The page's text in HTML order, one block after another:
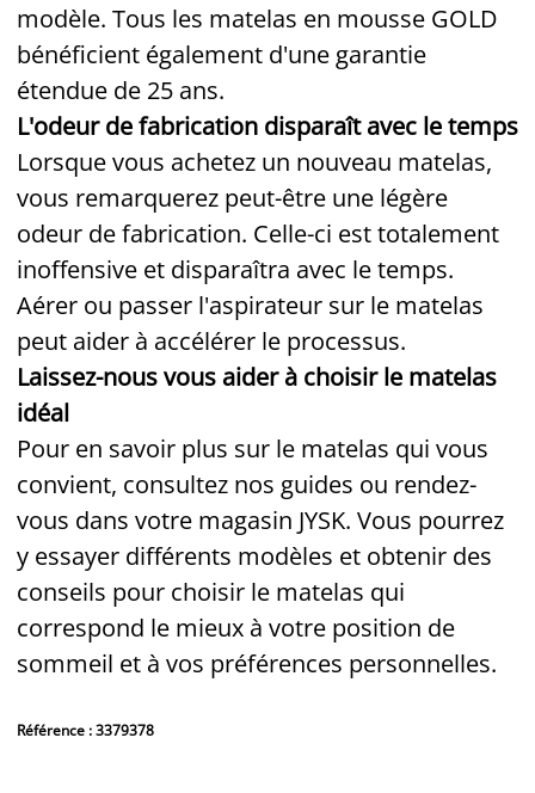
modèle. Tous les matelas en mousse GOLD
bénéficient également d'une garantie
étendue de 25 ans.
L'odeur de fabrication disparaît avec le temps
Lorsque vous achetez un nouveau matelas,
vous remarquerez peut-être une légère
odeur de fabrication. Celle-ci est totalement
inoffensive et disparaîtra avec le temps.
Aérer ou passer l'aspirateur sur le matelas
peut aider à accélérer le processus.
Laissez-nous vous aider à choisir le matelas
idéal
Pour en savoir plus sur le matelas qui vous
convient, consultez nos guides ou rendez-
vous dans votre magasin JYSK. Vous pourrez
y essayer différents modèles et obtenir des
conseils pour choisir le matelas qui
correspond le mieux à votre position de
sommeil et à vos préférences personnelles.
Référence : 3379378